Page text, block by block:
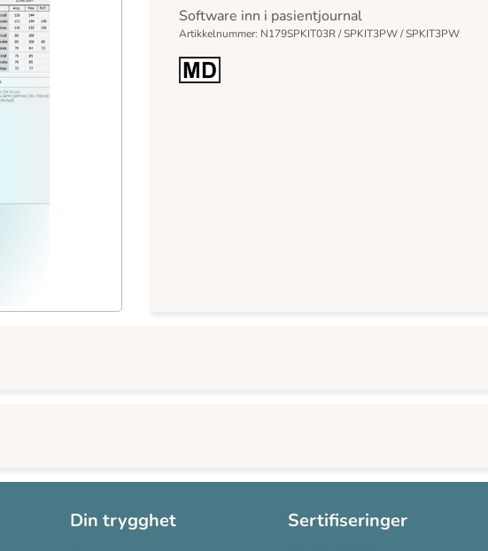
Software inn i pasientjournal
Artikkelnummer: N179SPKIT03R / SPKIT3PW / SPKIT3PW
Din trygghet Sertifiseringer